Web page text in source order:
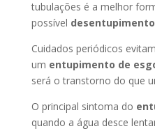
tubulações é a melhor
possível
Cuidados periódicos
um entupimento de
será o transtorno do que
O principal sintoma do
quando a água desce